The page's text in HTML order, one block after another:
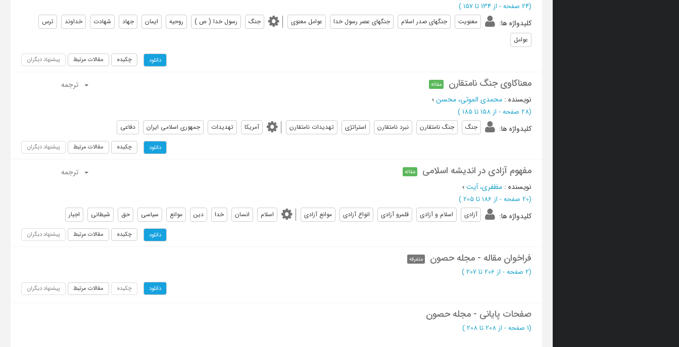
(‎24 صفحه - از 134 تا 157 )
کلیدواژه ها: معنويت جنگهاى صدر اسلام جنگهاى عصر رسول خدا عوامل معنوى جنگ رسول خدا ( ص ) روحیه ایمان جهاد شهادت خداوند
ترس
عوامل
دانلود چکیده مقالات مرتبط پیشنهاد دیگران
معناکاوی جنگ نامتقارن مقاله
ترجمه
نویسنده : محمدی الموتی، محسن؛
(‎28 صفحه - از 158 تا 185 )
کلیدواژه ها: جنگ جنگ نامتقارن نبرد نامتقارن استراتژى تهديدات نامتقارن آمریکا تهدیدات جمهوری اسلامی ایران دفاعی
دانلود چکیده مقالات مرتبط پیشنهاد دیگران
مفهوم آزادی در اندیشه اسلامی مقاله
ترجمه
نویسنده : مظفری، آیت؛
(‎20 صفحه - از 186 تا 205 )
کلیدواژه ها: آزادى اسلام و آزادى قلمرو آزادى انواع آزادى موانع آزادى اسلام انسان خدا دین موانع سیاسی حق شیطانی اجبار
دانلود چکیده مقالات مرتبط پیشنهاد دیگران
فراخوان مقاله - مجله حصون متفرقه
(‎2 صفحه - از 206 تا 207 )
دانلود چکیده مقالات مرتبط پیشنهاد دیگران
صفحات پایانی - مجله حصون
(‎1 صفحه - از 208 تا 208 )